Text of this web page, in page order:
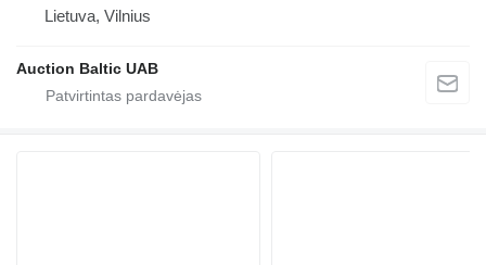
Lietuva, Vilnius
Auction Baltic UAB